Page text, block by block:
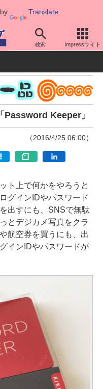
Translate
検索 Impressサイト
その他
Password Keeper」
（2016/4/25 06:00）
ト上で何かをやろうと
グインIDやパスワード
出すにも、SNSで無駄
とデジカメ写真をクラ
航空券を買うにも、出
インIDやパスワードが